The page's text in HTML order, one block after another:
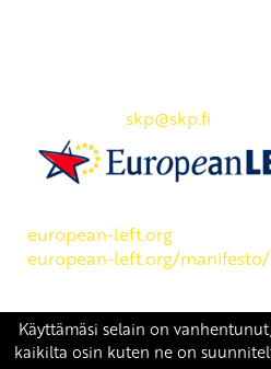
skp@skp.fi
european-left.org
european-left.org/manifesto/